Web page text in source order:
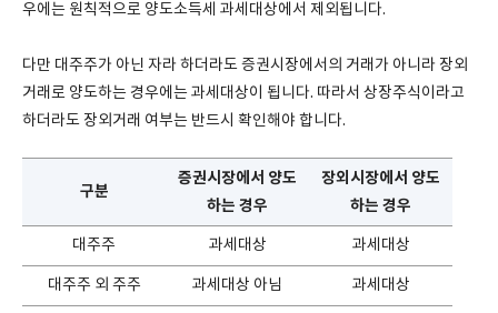
우에는 원칙적으로 양도소득세 과세대상에서 제외됩니다.
다만 대주주가 아닌 자라 하더라도 증권시장에서의 거래가 아니라 장외
거래로 양도하는 경우에는 과세대상이 됩니다. 따라서 상장주식이라고
하더라도 장외거래 여부는 반드시 확인해야 합니다.
구분
증권시장에서 양도
하는 경우
장외시장에서 양도
하는 경우
대주주 과세대상 과세대상
대주주 외 주주 과세대상 아님 과세대상